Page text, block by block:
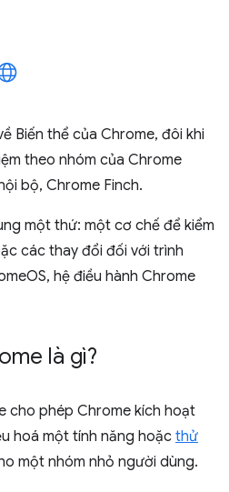
Biến thể của Chrome, đôi khi
theo nhóm của Chrome
bộ, Chrome Finch.
một thứ: một cơ chế để kiểm
các thay đổi đối với trình
hệ điều hành Chrome
là gì?
cho phép Chrome kích hoạt
hoá một tính năng hoặc thử
một nhóm nhỏ người dùng.